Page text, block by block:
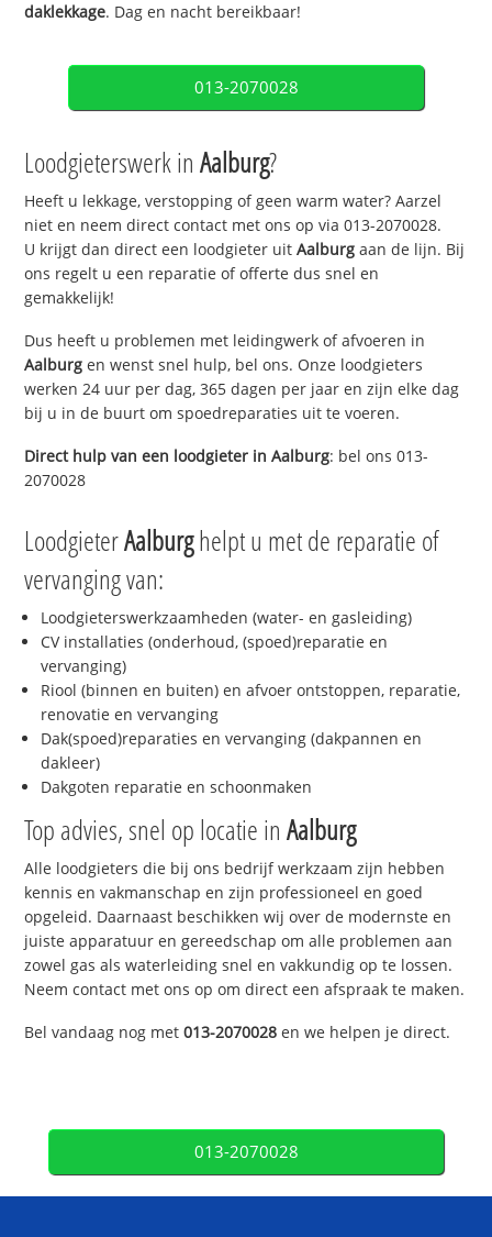
daklekkage. Dag en nacht bereikbaar!
013-2070028
Loodgieterswerk inAalburg?
Heeft u lekkage, verstopping of geen warm water? Aarzel
niet en neem direct contact met ons op via 013-2070028.
U krijgt dan direct een loodgieter uitAalburg aan de lijn. Bij
ons regelt u een reparatie of offerte dus snel en
gemakkelijk!
Dus heeft u problemen met leidingwerk of afvoeren in
Aalburg en wenst snel hulp, bel ons. Onze loodgieters
werken 24 uur per dag, 365 dagen per jaar en zijn elke dag
bij u in de buurt om spoedreparaties uit te voeren.
Direct hulp van een loodgieter inAalburg: bel ons 013-
2070028
LoodgieterAalburghelpt u met de reparatie of
vervanging van:
Loodgieterswerkzaamheden (water- en gasleiding)
CV installaties (onderhoud, (spoed)reparatie en
vervanging)
Riool (binnen en buiten) en afvoer ontstoppen, reparatie,
renovatie en vervanging
Dak(spoed)reparaties en vervanging (dakpannen en
dakleer)
Dakgoten reparatie en schoonmaken
Top advies, snel op locatie inAalburg
Alle loodgieters die bij ons bedrijf werkzaam zijn hebben
kennis en vakmanschap en zijn professioneel en goed
opgeleid. Daarnaast beschikken wij over de modernste en
juiste apparatuur en gereedschap om alle problemen aan
zowel gas als waterleiding snel en vakkundig op te lossen.
Neem contact met ons op om direct een afspraak te maken.
Bel vandaag nog met013-2070028 en we helpen je direct.
013-2070028